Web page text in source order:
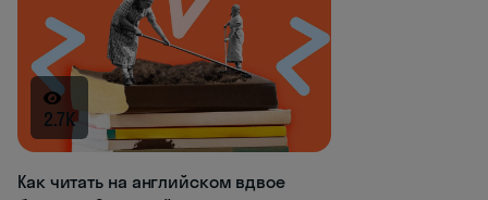
2.7K
Как читать на английском вдвое